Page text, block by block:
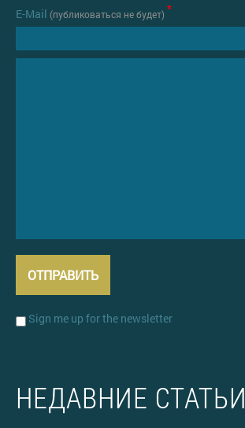
Е-Mail (публиковаться не будет) *
Sign me up for the newsletter
НЕДАВНИЕ СТАТЬИ